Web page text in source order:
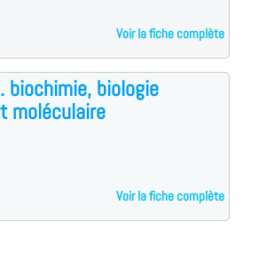
Voir la fiche complète
biochimie, biologie
moléculaire
Voir la fiche complète